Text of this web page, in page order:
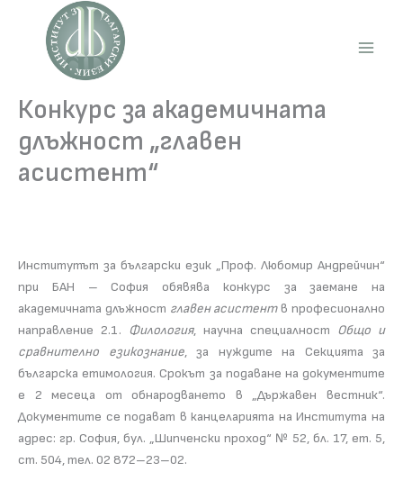
content
Конкурс за академичната
длъжност „главен
асистент“
Институтът за български език „Проф. Любомир Андрейчин“
при БАН – София обявява конкурс за заемане на
академичната длъжност главен асистентв професионално
направление 2.1.
Филология, научна специалност Общо и
сравнително езикознание, за нуждите на Секцията за
българска етимология. Срокът за подаване на документите
е 2 месеца от обнародването в „Държавен вестник“.
Документите се подават в канцеларията на Института на
адрес: гр. София, бул. „Шипченски проход“ № 52, бл. 17, ет. 5,
ст. 504, тел. 02 872–23–02.